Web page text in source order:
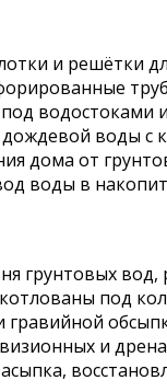
и решётки
водостоками
воды с
дома от
воды в
грунтовых вод,
под
гравийной
и